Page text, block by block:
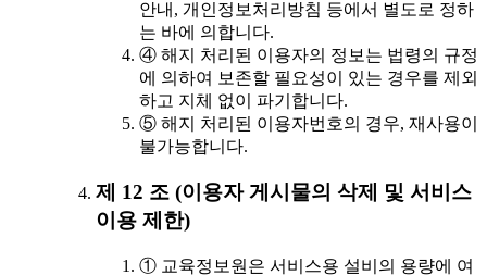
안내, 개인정보처리방침 등에서 별도로 정하
는 바에 의합니다.
④ 해지 처리된 이용자의 정보는 법령의 규정
에 의하여 보존할 필요성이 있는 경우를 제외
하고 지체 없이 파기합니다.
⑤ 해지 처리된 이용자번호의 경우, 재사용이
불가능합니다.
제 12 조 (이용자 게시물의 삭제 및 서비스
이용 제한)
① 교육정보원은 서비스용 설비의 용량에 여